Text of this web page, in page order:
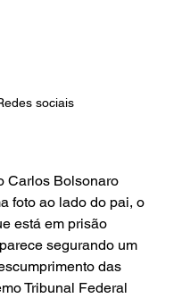
sociais
Carlos Bolsonaro
foto ao lado do pai, o
está em prisão
segurando um
das
Tribunal Federal